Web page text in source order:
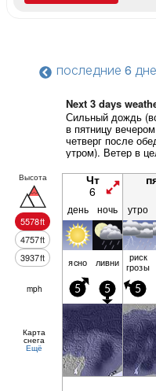
последние 6
Next 3 days
Сильный дождь
в пятницу
четверг после
утром). Ветер в
Высота
5578ft
4757ft
3937ft
Чт
6
день ночь утро
ясно ливни риск
грозы
mph 5 5 5
Карта
снега
Ещё